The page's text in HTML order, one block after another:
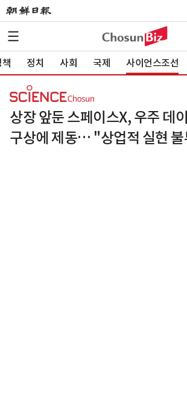
정치 사회 국제 사이언스조선
상장 앞둔 스페이스X, 우주 데
구상에 제동… "상업적 실현